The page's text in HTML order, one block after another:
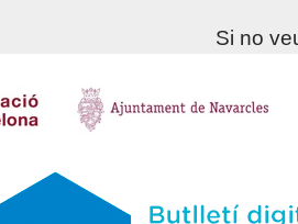
Si no